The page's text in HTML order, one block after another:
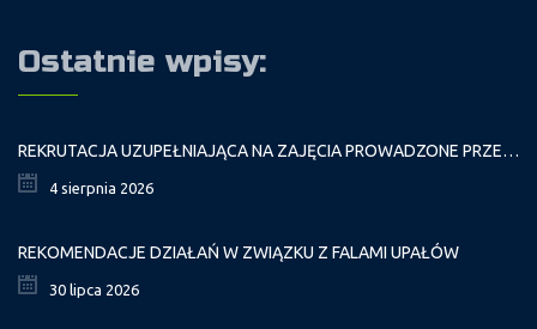
Ostatnie wpisy:
REKRUTACJA UZUPEŁNIAJĄCA NA ZAJĘCIA PROWADZONE PRZEZ PAŁAC MŁODZIEŻY W ROKU SZKOLNYM 2026/2027
4 sierpnia 2026
REKOMENDACJE DZIAŁAŃ W ZWIĄZKU Z FALAMI UPAŁÓW
30 lipca 2026